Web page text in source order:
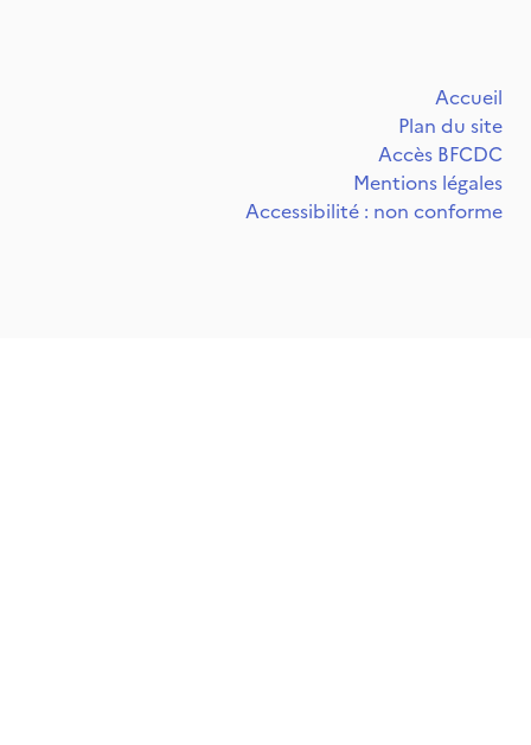
Accueil
Plan du site
Accès BFCDC
Mentions légales
Accessibilité : non conforme